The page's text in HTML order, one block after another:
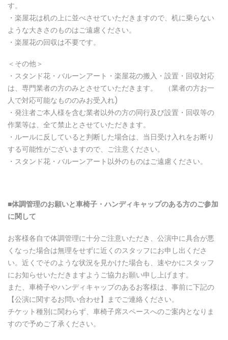
す。
・楽屋花は机の上に並べさせていただきますので、机に乗らない
ような大きさのものはご遠慮ください。
・楽屋花の回収は不要です。
＜その他＞
・スタンド花・バルーンアート・楽屋花の搬入・設置・回収対応
は、専門業者の方のみとさせていただきます。 （業者の方お一
人で対応可能なもののみお受入れ)
・発注者ご本人様を含む業者以外の方の同行及び設置・回収等の
作業等は、全て禁止とさせていただきます。
・ルールに反していると判断した場合は、当日受け入れをお断り
する可能性がございますので、ご注意ください。
・スタンド花・バルーンアート以外のものはご遠慮ください。
■体調管理のお願いと車椅子 ・ ハンディキャップのある方のご参加
に関して
お客様各自で体調管理に十分ご注意いただき、公演中に具合が悪
くなった場合は無理をせずに近くのスタッフにお申し出くださ
い。近くでそのような状況を見かけた場合も、速やかにスタッフ
にお知らせいただきますようご協力お願い申し上げます。
また、車椅子やハンディキャップのあるお客様は、事前に下記の
【公演に関するお問い合わせ】までご連絡ください。
チケット種別に関わらず、車椅子席スペースへのご案内となりま
すので予めご了承ください。